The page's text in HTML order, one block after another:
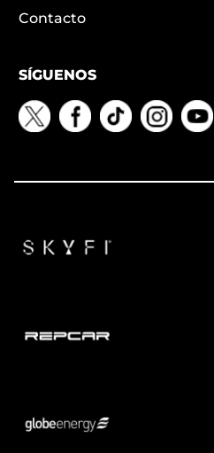
Contacto
SÍGUENOS